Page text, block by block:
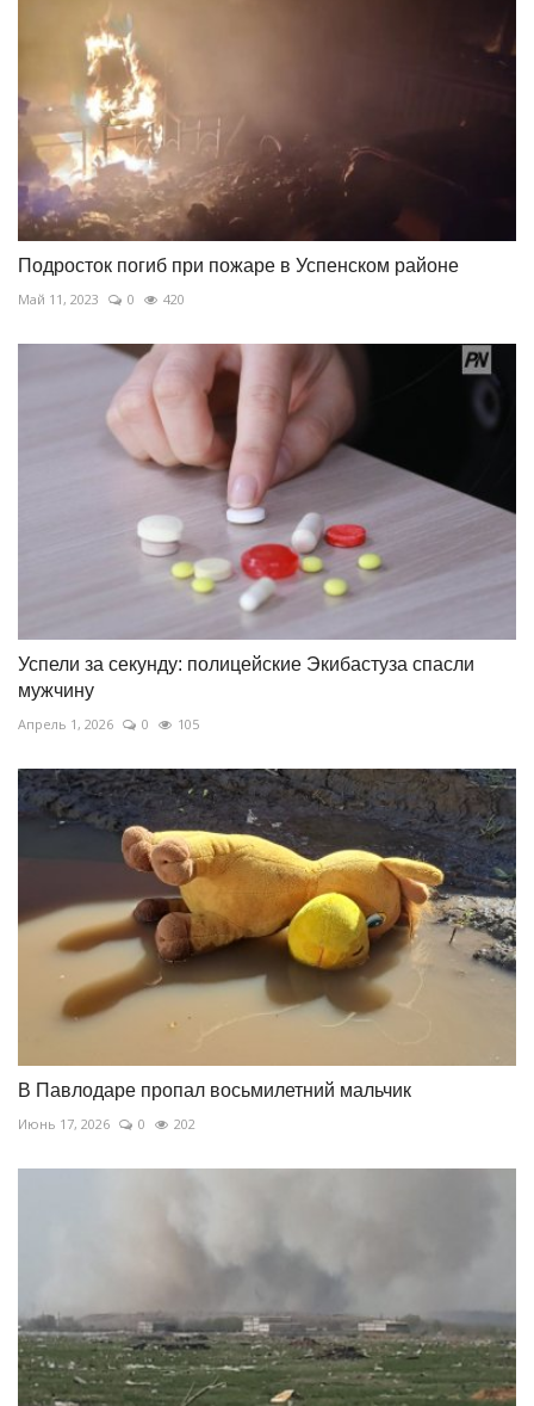
Подросток погиб при пожаре в Успенском районе
Май 11, 2023 0 420
Успели за секунду: полицейские Экибастуза спасли
мужчину
Апрель 1, 2026 0 105
В Павлодаре пропал восьмилетний мальчик
Июнь 17, 2026 0 202